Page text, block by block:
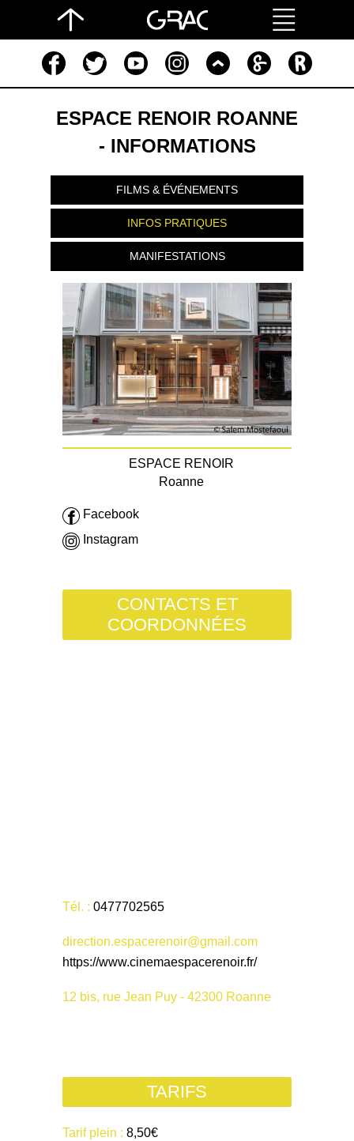
ESPACE RENOIR ROANNE
- INFORMATIONS
FILMS & ÉVÉNEMENTS
INFOS PRATIQUES
MANIFESTATIONS
ESPACE RENOIR
Roanne
Facebook
Instagram
CONTACTS ET
COORDONNÉES
Tél. : 0477702565
direction.espacerenoir@gmail.com
https://www.cinemaespacerenoir.fr/
12 bis, rue Jean Puy - 42300 Roanne
TARIFS
Tarif plein : 8,50€